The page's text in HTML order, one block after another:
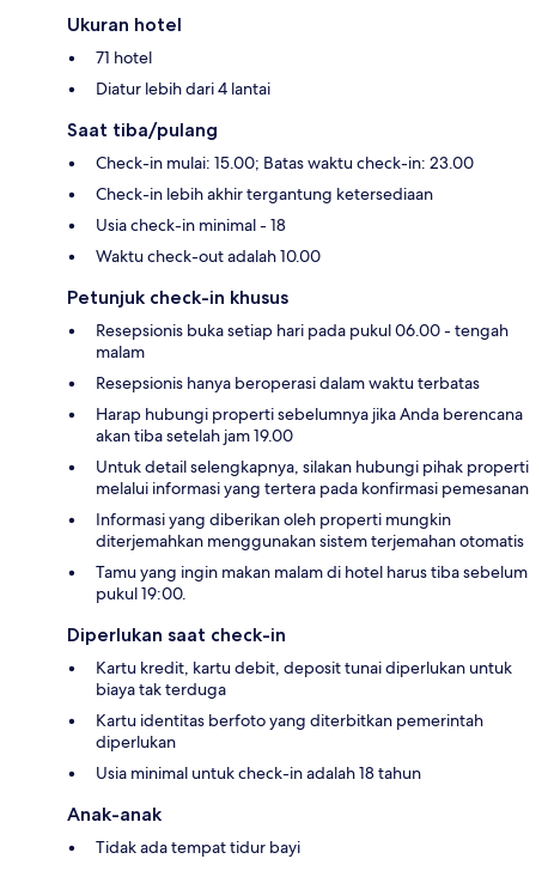
Ukuran hotel
71 hotel
Diatur lebih dari 4 lantai
Saat tiba/pulang
Check-in mulai: 15.00; Batas waktu check-in: 23.00
Check-in lebih akhir tergantung ketersediaan
Usia check-in minimal - 18
Waktu check-out adalah 10.00
Petunjuk check-in khusus
Resepsionis buka setiap hari pada pukul 06.00 - tengah
malam
Resepsionis hanya beroperasi dalam waktu terbatas
Harap hubungi properti sebelumnya jika Anda berencana
akan tiba setelah jam 19.00
Untuk detail selengkapnya, silakan hubungi pihak properti
melalui informasi yang tertera pada konfirmasi pemesanan
Informasi yang diberikan oleh properti mungkin
diterjemahkan menggunakan sistem terjemahan otomatis
Tamu yang ingin makan malam di hotel harus tiba sebelum
pukul 19:00.
Diperlukan saat check-in
Kartu kredit, kartu debit, deposit tunai diperlukan untuk
biaya tak terduga
Kartu identitas berfoto yang diterbitkan pemerintah
diperlukan
Usia minimal untuk check-in adalah 18 tahun
Anak-anak
Tidak ada tempat tidur bayi